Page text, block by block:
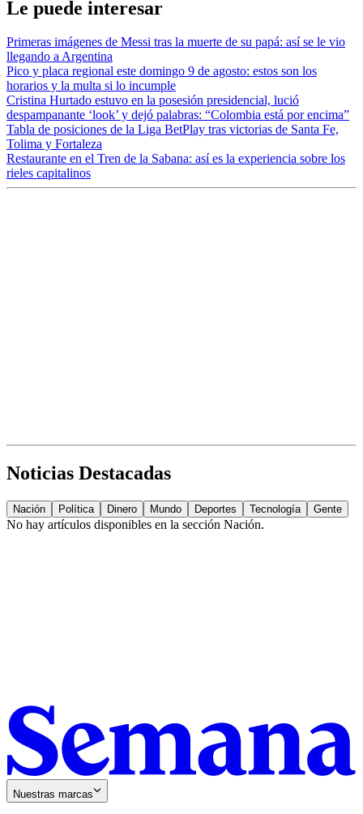
Le puede interesar
Primeras imágenes de Messi tras la muerte de su papá: así se le vio
llegando a Argentina
Pico y placa regional este domingo 9 de agosto: estos son los
horarios y la multa si lo incumple
Cristina Hurtado estuvo en la posesión presidencial, lució
despampanante ‘look’ y dejó palabras: “Colombia está por encima”
Tabla de posiciones de la Liga BetPlay tras victorias de Santa Fe,
Tolima y Fortaleza
Restaurante en el Tren de la Sabana: así es la experiencia sobre los
rieles capitalinos
Noticias Destacadas
Nación Política Dinero Mundo Deportes Tecnología Gente
No hay artículos disponibles en la sección Nación.
Nuestras marcas